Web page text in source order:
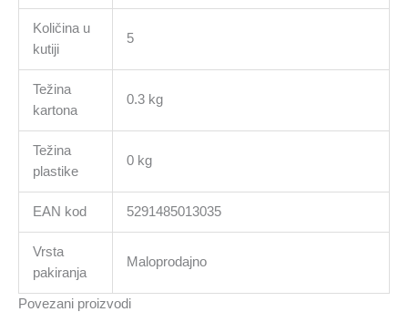
Količina u
kutiji
5
Težina
kartona
0.3 kg
Težina
plastike
0 kg
EAN kod 5291485013035
Vrsta
pakiranja
Maloprodajno
Povezani proizvodi